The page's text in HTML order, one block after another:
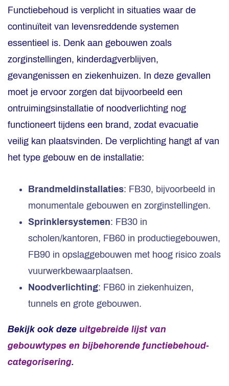
Functiebehoud is verplicht in situaties waar de
continuïteit van levensreddende systemen
essentieel is. Denk aan gebouwen zoals
zorginstellingen, kinderdagverblijven,
gevangenissen en ziekenhuizen. In deze gevallen
moet je ervoor zorgen dat bijvoorbeeld een
ontruimingsinstallatie of noodverlichting nog
functioneert tijdens een brand, zodat evacuatie
veilig kan plaatsvinden. De verplichting hangt af van
het type gebouw en de installatie:
Brandmeldinstallaties: FB30, bijvoorbeeld in
monumentale gebouwen en zorginstellingen.
Sprinklersystemen: FB30 in
scholen/kantoren, FB60 in productiegebouwen,
FB90 in opslaggebouwen met hoog risico zoals
vuurwerkbewaarplaatsen.
Noodverlichting: FB60 in ziekenhuizen,
tunnels en grote gebouwen.
Bekijk ook deze uitgebreide lijst van
gebouwtypes en bijbehorende functiebehoud-
categorisering.